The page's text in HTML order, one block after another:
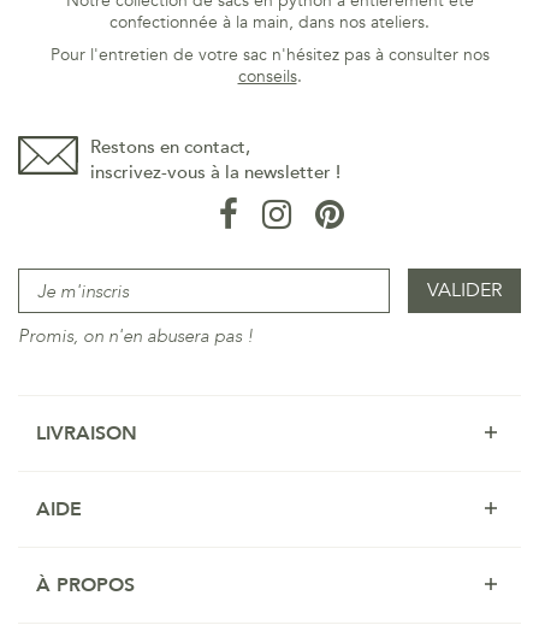
confectionnée à la main, dans nos ateliers.
Pour l'entretien de votre sac n'hésitez pas à consulter nos
conseils.
Restons en contact,
inscrivez-vous à la newsletter !
Promis, on n'en abusera pas !
LIVRAISON
AIDE
À PROPOS